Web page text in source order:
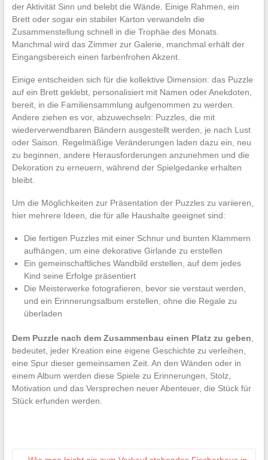
der Aktivität Sinn und belebt die Wände. Einige Rahmen, ein
Brett oder sogar ein stabiler Karton verwandeln die
Zusammenstellung schnell in die Trophäe des Monats.
Manchmal wird das Zimmer zur Galerie, manchmal erhält der
Eingangsbereich einen farbenfrohen Akzent.
Einige entscheiden sich für die kollektive Dimension: das Puzzle
auf ein Brett geklebt, personalisiert mit Namen oder Anekdoten,
bereit, in die Familiensammlung aufgenommen zu werden.
Andere ziehen es vor, abzuwechseln: Puzzles, die mit
wiederverwendbaren Bändern ausgestellt werden, je nach Lust
oder Saison. Regelmäßige Veränderungen laden dazu ein, neu
zu beginnen, andere Herausforderungen anzunehmen und die
Dekoration zu erneuern, während der Spielgedanke erhalten
bleibt.
Um die Möglichkeiten zur Präsentation der Puzzles zu variieren,
hier mehrere Ideen, die für alle Haushalte geeignet sind:
Die fertigen Puzzles mit einer Schnur und bunten Klammern
aufhängen, um eine dekorative Girlande zu erstellen
Ein gemeinschaftliches Wandbild erstellen, auf dem jedes
Kind seine Erfolge präsentiert
Die Meisterwerke fotografieren, bevor sie verstaut werden,
und ein Erinnerungsalbum erstellen, ohne die Regale zu
überladen
Dem Puzzle nach dem Zusammenbau einen Platz zu geben
bedeutet, jeder Kreation eine eigene Geschichte zu verleihen,
eine Spur dieser gemeinsamen Zeit. An den Wänden oder in
einem Album werden diese Spiele zu Erinnerungen, Stolz,
Motivation und das Versprechen neuer Abenteuer, die Stück für
Stück erfunden werden.